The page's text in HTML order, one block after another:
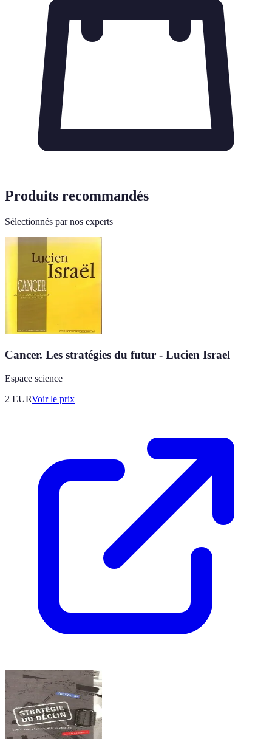
Produits recommandés
Sélectionnés par nos experts
Cancer. Les stratégies du futur - Lucien Israel
Espace science
2 EURVoir le prix